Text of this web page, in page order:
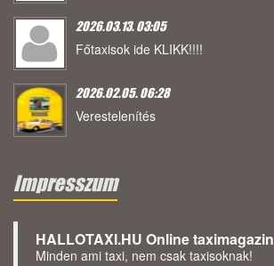
2026.03.13. 03:05
Főtaxisok ide KLIKK!!!!
2026.02.05. 06:28
Verestelenítés
Impresszum
HALLOTAXI.HU Online taximagazin
Minden ami taxi, nem csak taxisoknak!